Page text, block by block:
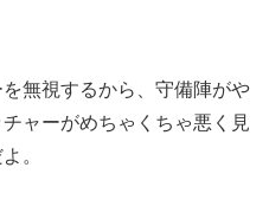
無視するから、守備陣がや
ャーがめちゃくちゃ悪く見
。